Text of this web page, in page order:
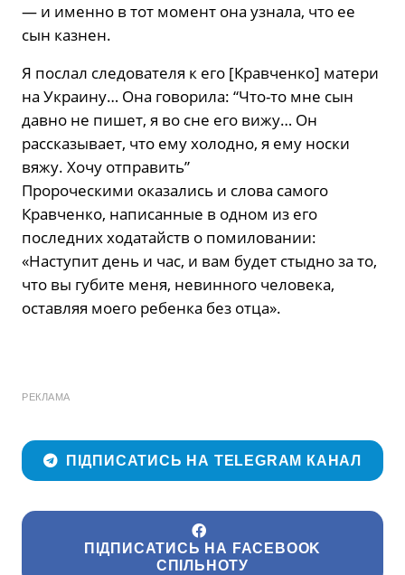
— и именно в тот момент она узнала, что ее
сын казнен.
Я послал следователя к его [Кравченко] матери
на Украину… Она говорила: “Что-то мне сын
давно не пишет, я во сне его вижу… Он
рассказывает, что ему холодно, я ему носки
вяжу. Хочу отправить”
Пророческими оказались и слова самого
Кравченко, написанные в одном из его
последних ходатайств о помиловании:
«Наступит день и час, и вам будет стыдно за то,
что вы губите меня, невинного человека,
оставляя моего ребенка без отца».
РЕКЛАМА
ПІДПИСАТИСЬ НА TELEGRAM КАНАЛ
ПІДПИСАТИСЬ НА FACEBOOK
СПІЛЬНОТУ